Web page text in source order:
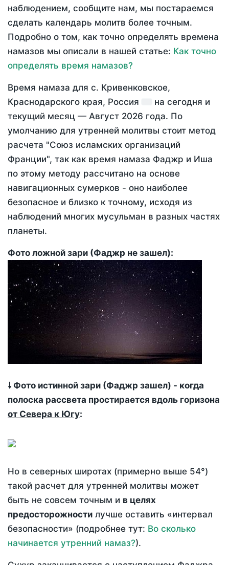
наблюдением, сообщите нам, мы постараемся
сделать календарь молитв более точным.
Подробно о том, как точно определять времена
намазов мы описали в нашей статье: Как точно
определять время намазов?
Время намаза для с. Кривенковское,
Краснодарского края, Россия
на сегодня и
текущий месяц — Август 2026 года. По
умолчанию для утренней молитвы стоит метод
расчета "Союз исламских организаций
Франции", так как время намаза Фаджр и Иша
по этому методу рассчитано на основе
навигационных сумерков - оно наиболее
безопасное и близко к точному, исходя из
наблюдений многих мусульман в разных частях
планеты.
Фото ложной зари (Фаджр не зашел):
🠗 Фото истинной зари (Фаджр зашел) - когда
полоска рассвета простирается вдоль горизона
от Севера к Югу:
Но в северных широтах (примерно выше 54°)
такой расчет для утренней молитвы может
быть не совсем точным и в целях
предосторожности лучше оставить «интервал
безопасности» (подробнее тут: Во сколько
начинается утренний намаз?).